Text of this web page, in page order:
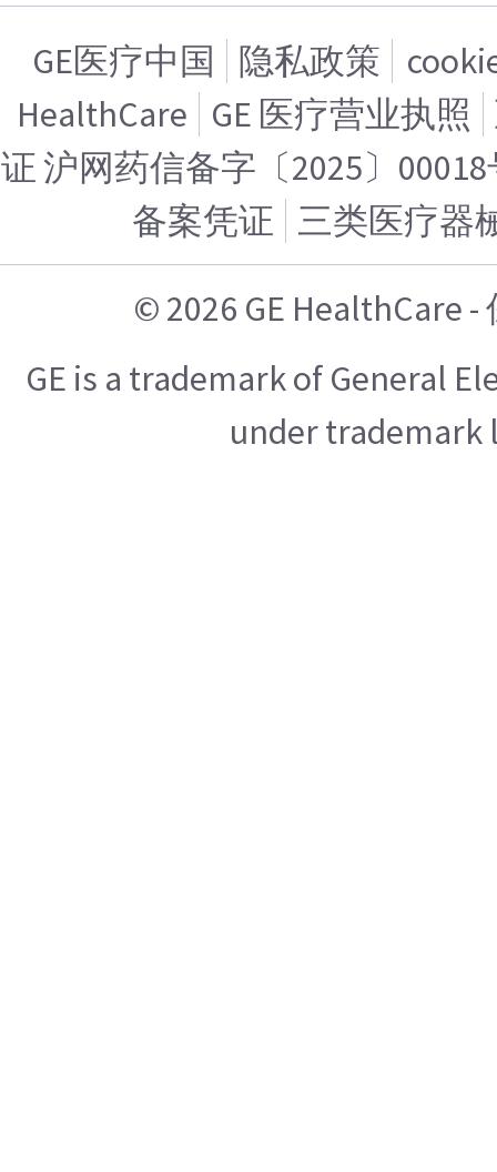
GE医疗中国 隐私政策
HealthCare GE 医疗营业执照
证 沪网药信备字〔2025〕
备案凭证 三类医疗器
© 2026 GE HealthCare
GE is a trademark of General
under trademark